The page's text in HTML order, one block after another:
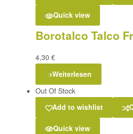
Quick view
Borotalco Talco
4,30 €
Weiterlesen
Out Of Stock
Add to wishlist
Quick view